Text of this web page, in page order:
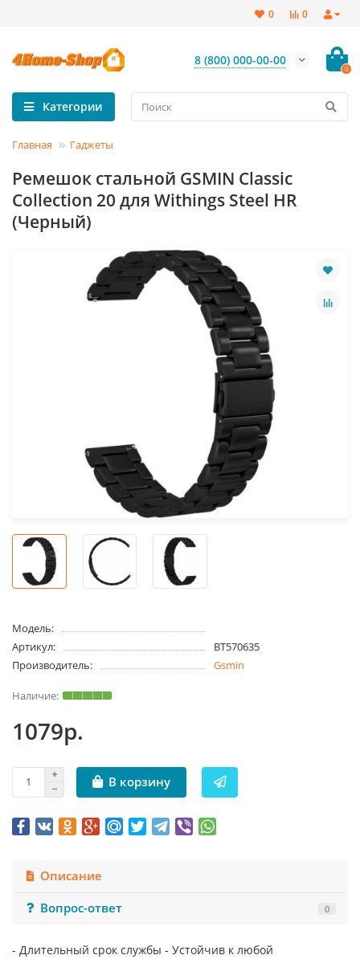
0
0
8 (800) 000-00-00
0
Категории
Главная Гаджеты
Ремешок стальной GSMIN Classic
Collection 20 для Withings Steel HR
(Черный)
Модель:
Артикул:
BT570635
Производитель:
Gsmin
1079р.
В корзину
Описание
Вопрос-ответ
0
- Длительный срок службы - Устойчив к любой